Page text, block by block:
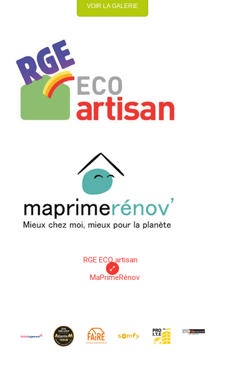
VOIR LA GALERIE
RGE ECO artisan
MaPrimeRénov